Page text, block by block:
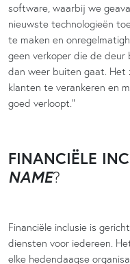
software, waarbij we
nieuwste technologieën
te maken en
geen verkoper die de
dan weer buiten gaat. Het
klanten te verankeren en
goed verloopt.”
FINANCIËLE
NAME?
Financiële inclusie is
diensten voor iedereen.
elke hedendaagse